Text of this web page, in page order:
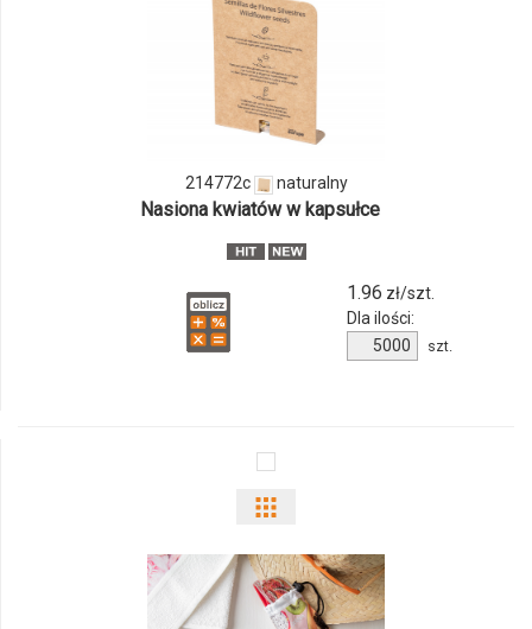
i
ilości
produktu
214772c naturalny
Nasiona kwiatów w kapsułce
1.96 zł/szt.
Dla ilości:
Ilość
produktu
szt.
odmiany
i